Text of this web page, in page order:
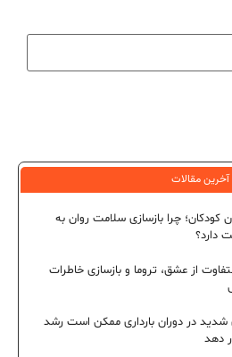
آخرین مقالات
کودکان؛ چرا بازسازی سلامت روان به
دارد؟
از عشق، تروما و بازسازی خاطرات
در دوران بارداری ممکن است رشد
دهد